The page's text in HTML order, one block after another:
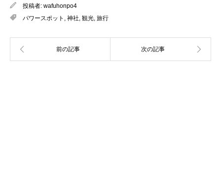
投稿者: wafuhonpo4
パワースポット , 神社, 観光, 旅行